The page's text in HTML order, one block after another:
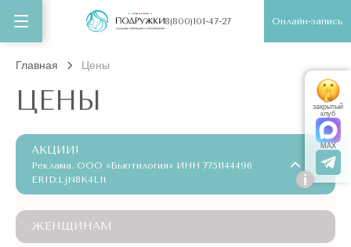
8(800)101-47-27 Онлайн-запись
Главная Цены
ЦЕНЫ
АКЦИИ!
Реклама. ООО «Бьютилогия» ИНН 7751144496
ERID:LjN8K4L1t
ЖЕНЩИНАМ
i
закрытый
клуб
MAX